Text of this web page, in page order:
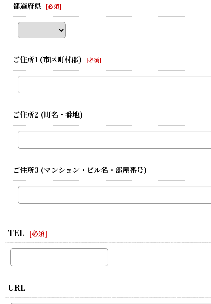
都道府県 [必須]
ご住所1 (市区町村郡) [必須]
ご住所2 (町名・番地)
ご住所3 (マンション・ビル名・部屋番号)
TEL [必須]
URL